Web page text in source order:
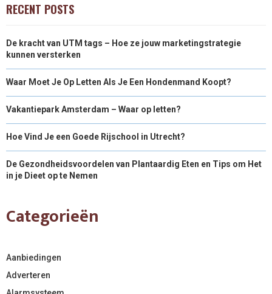
RECENT POSTS
De kracht van UTM tags – Hoe ze jouw marketingstrategie
kunnen versterken
Waar Moet Je Op Letten Als Je Een Hondenmand Koopt?
Vakantiepark Amsterdam – Waar op letten?
Hoe Vind Je een Goede Rijschool in Utrecht?
De Gezondheidsvoordelen van Plantaardig Eten en Tips om Het
in je Dieet op te Nemen
Categorieën
Aanbiedingen
Adverteren